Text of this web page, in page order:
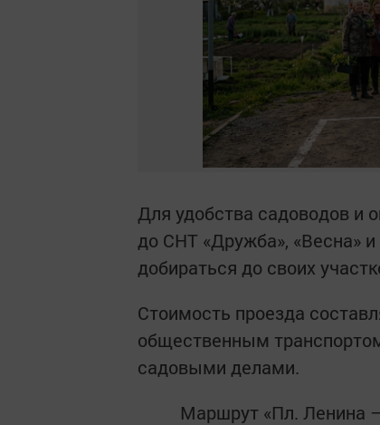
Для удобства садоводов и
до СНТ «Дружба», «Весна»
добираться до своих
Стоимость проезда
общественным
садовыми делами.
Маршрут «Пл. Ленина